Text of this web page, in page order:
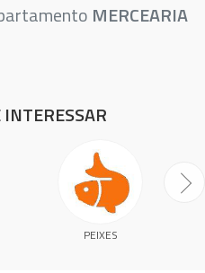
MERCEARIA
PEIXES